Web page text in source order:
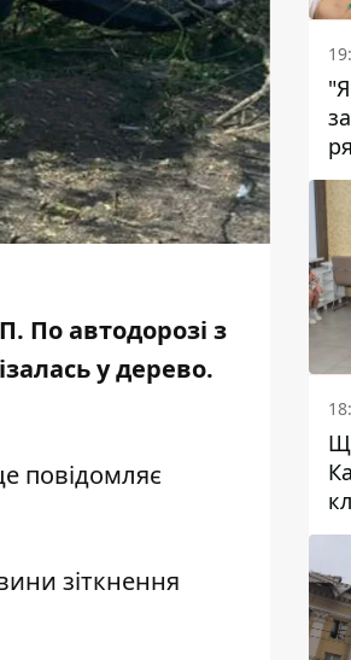
По автодорозі з
у дерево.
повідомляє
зіткнення